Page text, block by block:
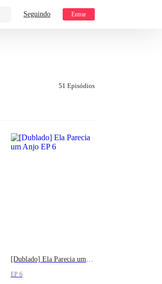
Seguindo Entrar
51 Episódios
[Dublado] Ela Parecia um Anjo
EP 6